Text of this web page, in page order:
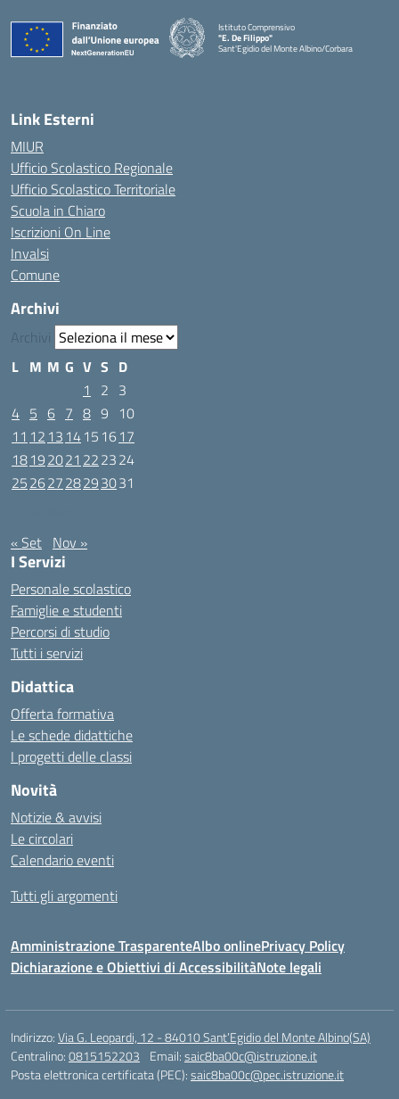
Istituto Comprensivo
"E. De Filippo"
Sant'Egidio del Monte Albino/Corbara
Link Esterni
MIUR
Ufficio Scolastico Regionale
Ufficio Scolastico Territoriale
Scuola in Chiaro
Iscrizioni On Line
Invalsi
Comune
Archivi
Archivi
L M M G V S D
1
2 3
4 5 6 7 8 9 10
11 12 13 1415 1617
18192021 222324
25262728293031
« Set Nov »
I Servizi
Personale scolastico
Famiglie e studenti
Percorsi di studio
Tutti i servizi
Didattica
Offerta formativa
Le schede didattiche
I progetti delle classi
Novità
Notizie & avvisi
Le circolari
Calendario eventi
Tutti gli argomenti
Amministrazione TrasparenteAlbo onlinePrivacy Policy
Dichiarazione e Obiettivi di AccessibilitàNote legali
Indirizzo:Via G. Leopardi, 12 - 84010 Sant’Egidio del Monte Albino(SA)
Centralino:0815152203 Email:saic8ba00c@istruzione.it
Posta elettronica certificata (PEC):saic8ba00c@pec.istruzione.it